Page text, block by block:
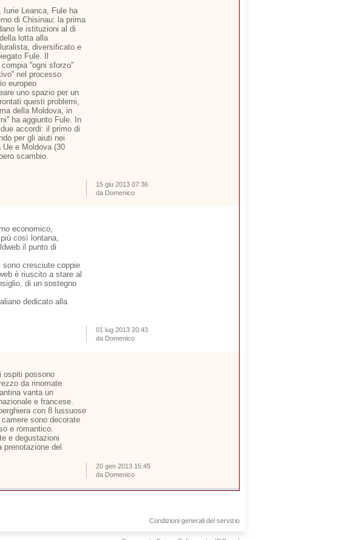
Iurie Leanca, Fule ha
di Chisinau: la prima
le istituzioni al di
lotta alla
diversificato e
Fule. Il
''ogni sforzo''
nel processo
europeo
uno spazio per un
questi problemi,
della Moldova, in
ha aggiunto Fule. In
accordi: il primo di
per gli aiuti nei
e Moldova (30
scambio.
15 giu 2013 07:36
da Domenico
economico,
così lontana,
il punto di
cresciute coppie
è riuscito a stare al
di un sostegno
dedicato alla
01 lug 2013 20:43
da Domenico
ospiti possono
da rinomate
vanta un
e francese.
con 8 lussuose
sono decorate
e romantico.
e degustazioni
del
20 gen 2013 15:45
da Domenico
Condizioni generali del servizio